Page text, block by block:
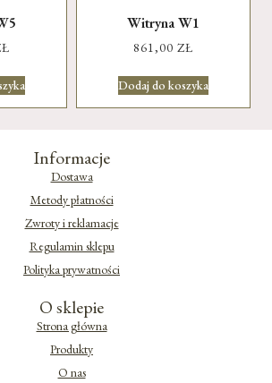
Witryna W1
861,00 ZŁ
Dodaj do koszyka
Informacje
Dostawa
Metody płatności
Zwroty i reklamacje
Regulamin sklepu
Polityka prywatności
O sklepie
Strona główna
Produkty
O nas